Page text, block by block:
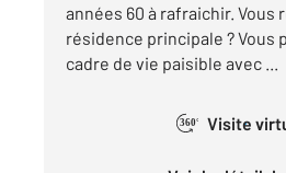
années 60 à rafraichir. Vous
résidence principale ? Vous
cadre de vie paisible avec ...
360° Visite